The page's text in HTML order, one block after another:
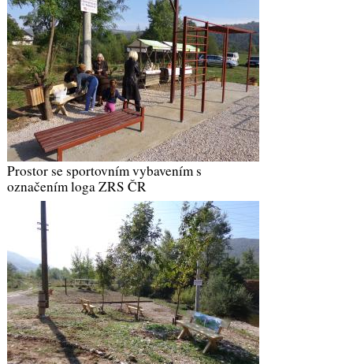
Prostor se sportovním vybavením s
označením loga ZRS ČR